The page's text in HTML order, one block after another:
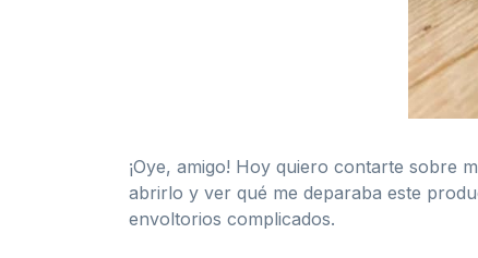
¡Oye, amigo! Hoy quiero contarte sobre
abrirlo y ver qué me deparaba este
envoltorios complicados.